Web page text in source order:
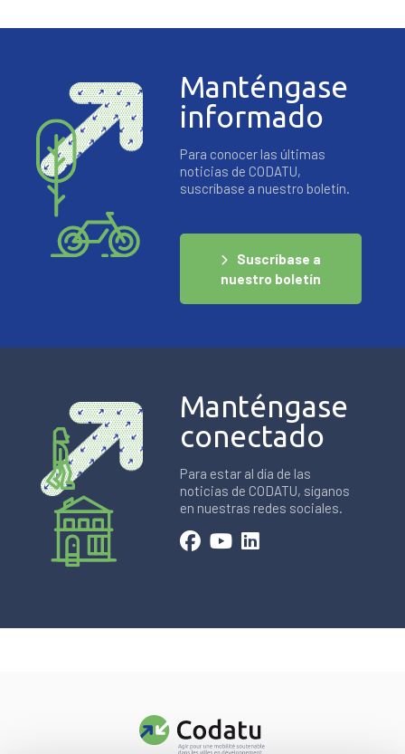
Manténgase
informado
Para conocer las últimas
noticias de CODATU,
suscríbase a nuestro boletín.
Suscríbase a
nuestro boletín
Manténgase
conectado
Para estar al día de las
noticias de CODATU, síganos
en nuestras redes sociales.